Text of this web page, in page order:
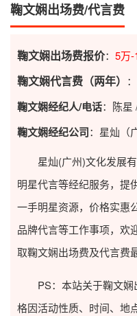
鞠文娴出场费/代言费
鞠文娴出场费报价： 5万-
鞠文娴代言费（两年） ：
鞠文娴经纪人/电话：陈星
鞠文娴经纪公司：星灿（
星灿(广州)文化发展有
明星代言等经纪服务，提
一手明星资源，价格实惠
品牌代言等工作事项，
取鞠文娴出场费及代言费
PS：本站关于鞠文娴
格因活动性质、时间、地